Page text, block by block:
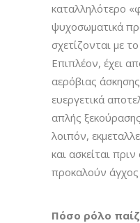
καταλληλότερο
ψυχοσωματικά
σχετίζονται με
Επιπλέον, έχει
αερόβιας
ευεργετικά
απλής
λοιπόν,
και ασκείται
προκαλούν άγχος
Πόσο ρόλο